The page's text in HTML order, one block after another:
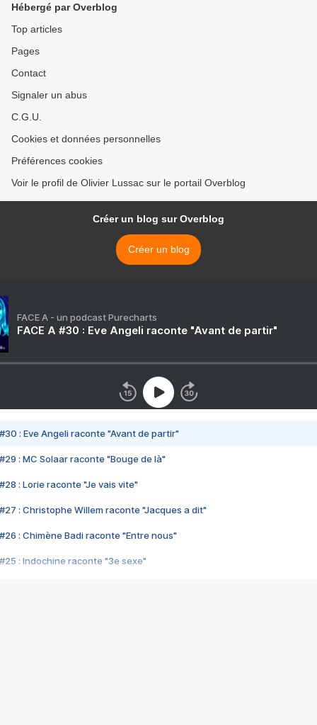
Hébergé par Overblog
Top articles
Pages
Contact
Signaler un abus
C.G.U.
Cookies et données personnelles
Préférences cookies
Voir le profil de Olivier Lussac sur le portail Overblog
Créer un blog sur Overblog
Créer un blog
FACE A - un podcast Purecharts
FACE A #30 : Eve Angeli raconte "Avant de partir"
#30 : Eve Angeli raconte "Avant de partir"
#29 : MC Solaar raconte "Bouge de là"
#28 : Lorie raconte "Je vais vite"
#27 : Christophe Willem raconte "Jacques a dit"
#26 : Chimène Badi raconte "Entre nous"
#25 : Indochine raconte "3e sexe"